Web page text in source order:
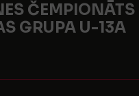
ČEMPIONĀTS
GRUPA U-13A